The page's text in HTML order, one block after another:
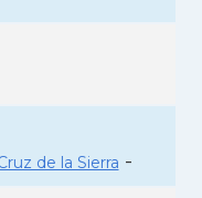
de la Sierra -